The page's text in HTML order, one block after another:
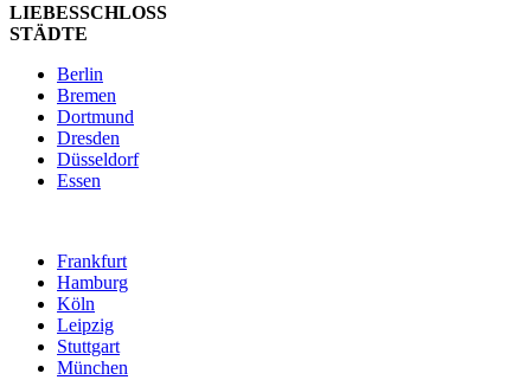
LIEBESSCHLOSS
STÄDTE
Berlin
Bremen
Dortmund
Dresden
Düsseldorf
Essen
Frankfurt
Hamburg
Köln
Leipzig
Stuttgart
München